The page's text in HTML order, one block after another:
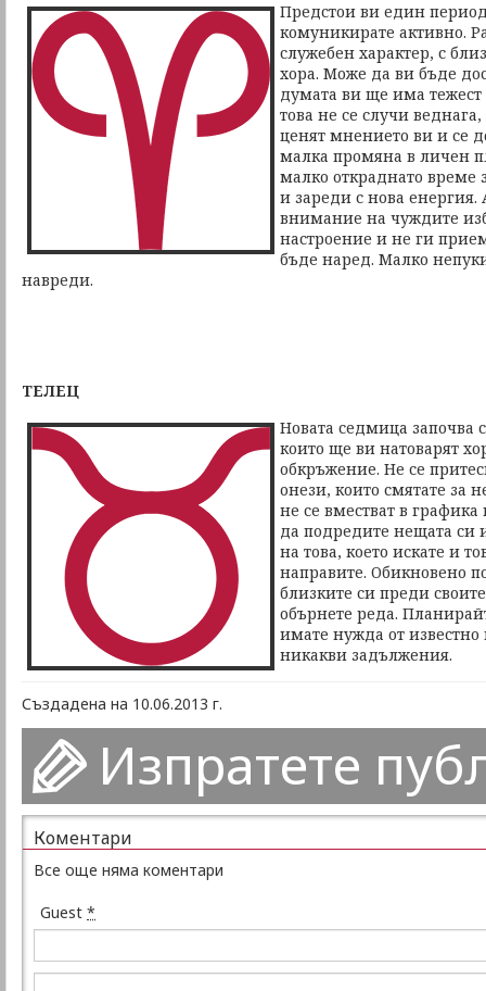
Предстои ви един
комуникирате активно.
служебен характер, с
хора. Може да ви бъде
думата ви ще има тежест
това не се случи
ценят мнението ви и се
малка промяна в личен
малко откраднато време
и зареди с нова енергия.
внимание на чуждите
настроение и не ги
бъде наред. Малко
навреди.
ТЕЛЕЦ
Новата седмица започва
които ще ви натоварят
обкръжение. Не се
онези, които смятате за
не се вместват в
да подредите нещата си
на това, което искате и
направите. Обикновено
близките си преди
обърнете реда.
имате нужда от
никакви задължения.
Създадена на 10.06.2013 г.
Изпратете
Коментари
Все още няма коментари
Guest *